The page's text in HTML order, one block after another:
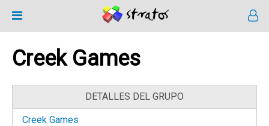
Creek Games
DETALLES DEL GRUPO
Creek Games